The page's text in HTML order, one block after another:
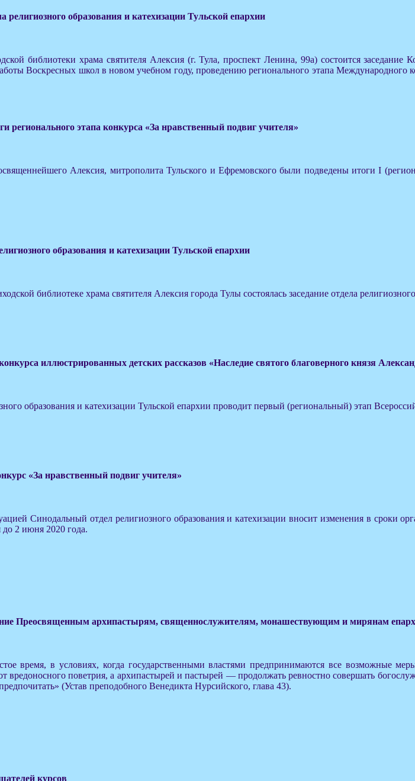
религиозного образования и катехизации Тульской епархии
библиотеки храма святителя Алексия (г. Тула, проспект Ленина, 99а) состоится
Воскресных школ в новом учебном году, проведению регионального этапа
регионального этапа конкурса «За нравственный подвиг учителя»
Алексия, митрополита Тульского и Ефремовского были подведены итоги I
образования и катехизации Тульской епархии
библиотеке храма святителя Алексия города Тулы состоялась заседание отдела
иллюстрированных детских рассказов «Наследие святого благоверного князя
образования и катехизации Тульской епархии проводит первый (региональный) этап
«За нравственный подвиг учителя»
Синодальный отдел религиозного образования и катехизации вносит изменения в сроки
до 2 июня 2020 года.
Преосвященным архипастырям, священнослужителям, монашествующим и мирянам
время, в условиях, когда государственными властями предпринимаются все возможные
вредоносного поветрия, а архипастырей и пастырей — продолжать ревностно совершать
(Устав преподобного Венедикта Нурсийского, глава 43).
курсов